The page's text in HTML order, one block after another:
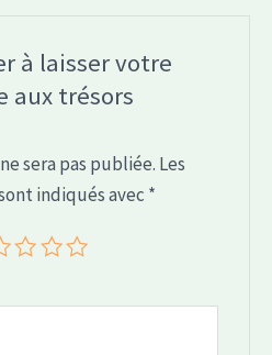
à laisser votre
aux trésors
sera pas publiée. Les
indiqués avec *